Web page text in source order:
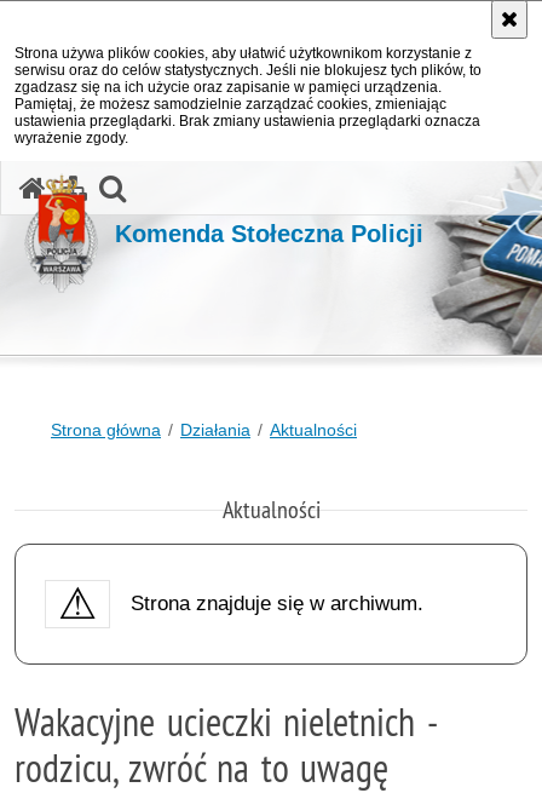
Strona używa plików cookies, aby ułatwić użytkownikom korzystanie z
serwisu oraz do celów statystycznych. Jeśli nie blokujesz tych plików, to
zgadzasz się na ich użycie oraz zapisanie w pamięci urządzenia.
Pamiętaj, że możesz samodzielnie zarządzać cookies, zmieniając
ustawienia przeglądarki. Brak zmiany ustawienia przeglądarki oznacza
wyrażenie zgody.
Komenda Stołeczna Policji
Strona główna Działania Aktualności
Aktualności
Strona znajduje się w archiwum.
Wakacyjne ucieczki nieletnich -
rodzicu, zwróć na to uwagę